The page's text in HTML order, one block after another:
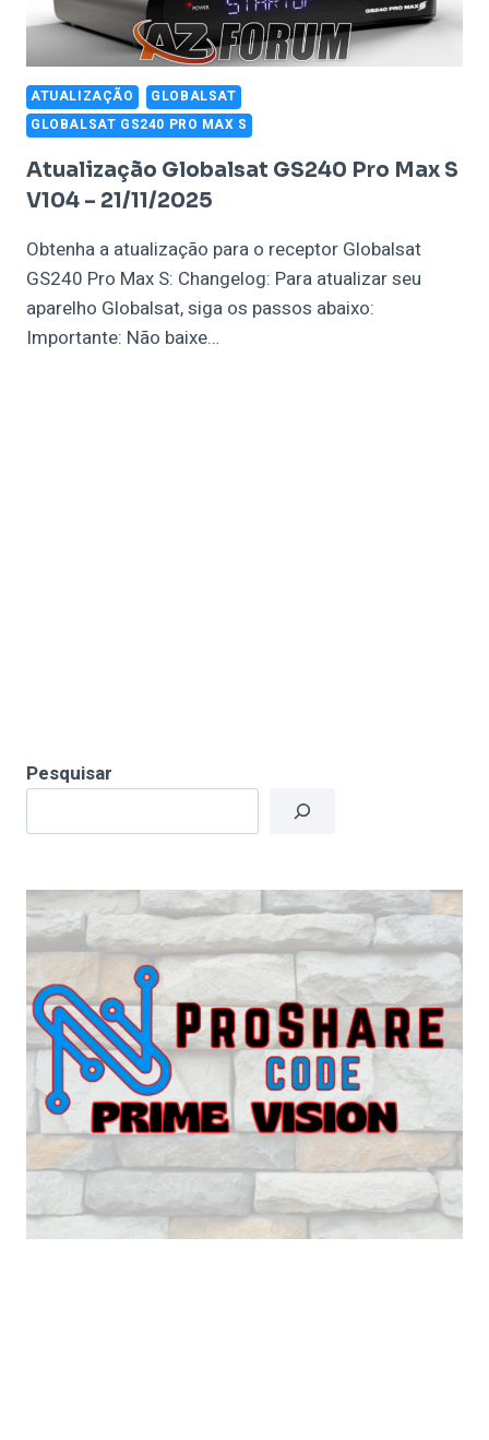
ATUALIZAÇÃO
GLOBALSAT
GLOBALSAT GS240 PRO MAX S
Atualização Globalsat GS240 Pro Max S
V104 – 21/11/2025
Obtenha a atualização para o receptor Globalsat
GS240 Pro Max S: Changelog: Para atualizar seu
aparelho Globalsat, siga os passos abaixo:
Importante: Não baixe…
Pesquisar